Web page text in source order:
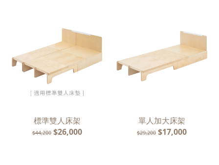
標準雙人床架
$44,200 $26,000
單人加大床架
$29,200 $17,000